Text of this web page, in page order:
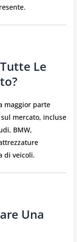
Le
maggior parte
mercato, incluse
BMW,
di veicoli.
Una